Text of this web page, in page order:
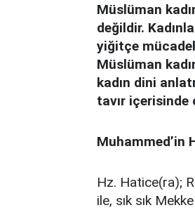
Müslüman
değildir.
yiğitçe
Müslüman
kadın dini
tavır içerisinde
Muhammed’in
Hz. Hatice(ra);
ile, sık sık